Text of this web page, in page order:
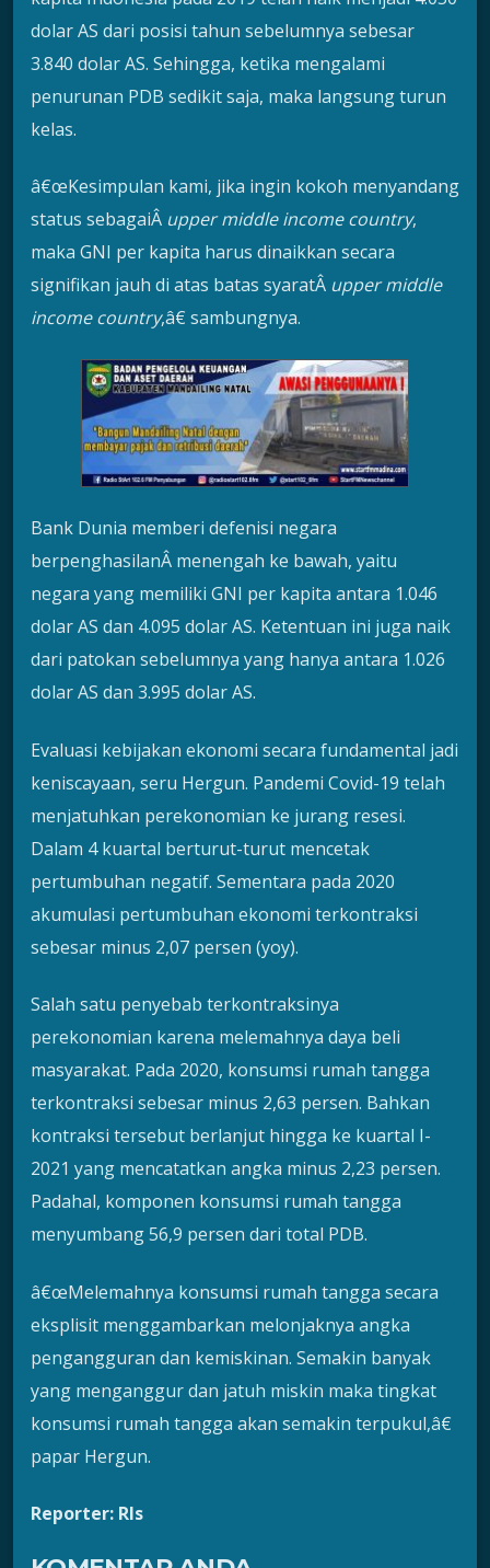
dolar AS dari posisi tahun sebelumnya sebesar
3.840 dolar AS. Sehingga, ketika mengalami
penurunan PDB sedikit saja, maka langsung turun
kelas.
â€œKesimpulan kami, jika ingin kokoh menyandang
status sebagaiÂ upper middle income country,
maka GNI per kapita harus dinaikkan secara
signifikan jauh di atas batas syaratÂ upper middle
income country,â€ sambungnya.
Bank Dunia memberi defenisi negara
berpenghasilanÂ menengah ke bawah, yaitu
negara yang memiliki GNI per kapita antara 1.046
dolar AS dan 4.095 dolar AS. Ketentuan ini juga naik
dari patokan sebelumnya yang hanya antara 1.026
dolar AS dan 3.995 dolar AS.
Evaluasi kebijakan ekonomi secara fundamental jadi
keniscayaan, seru Hergun. Pandemi Covid-19 telah
menjatuhkan perekonomian ke jurang resesi.
Dalam 4 kuartal berturut-turut mencetak
pertumbuhan negatif. Sementara pada 2020
akumulasi pertumbuhan ekonomi terkontraksi
sebesar minus 2,07 persen (yoy).
Salah satu penyebab terkontraksinya
perekonomian karena melemahnya daya beli
masyarakat. Pada 2020, konsumsi rumah tangga
terkontraksi sebesar minus 2,63 persen. Bahkan
kontraksi tersebut berlanjut hingga ke kuartal I-
2021 yang mencatatkan angka minus 2,23 persen.
Padahal, komponen konsumsi rumah tangga
menyumbang 56,9 persen dari total PDB.
â€œMelemahnya konsumsi rumah tangga secara
eksplisit menggambarkan melonjaknya angka
pengangguran dan kemiskinan. Semakin banyak
yang menganggur dan jatuh miskin maka tingkat
konsumsi rumah tangga akan semakin terpukul,â€
papar Hergun.
Reporter: Rls